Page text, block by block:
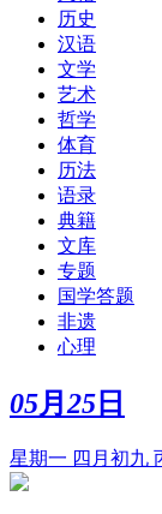
历史
汉语
文学
艺术
哲学
体育
历法
语录
典籍
文库
专题
国学答题
非遗
心理
05月 25 日
星期一 四月初九